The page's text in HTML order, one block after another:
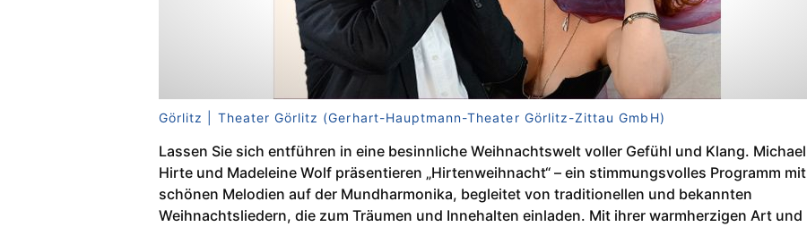
Görlitz | Theater Görlitz (Gerhart-Hauptmann-Theater Görlitz-Zittau GmbH)
Lassen Sie sich entführen in eine besinnliche Weihnachtswelt voller Gefühl und Klang. Michael
Hirte und Madeleine Wolf präsentieren „Hirtenweihnacht“ – ein stimmungsvolles Programm mit
schönen Melodien auf der Mundharmonika, begleitet von traditionellen und bekannten
Weihnachtsliedern, die zum Träumen und Innehalten einladen. Mit ihrer warmherzigen Art und